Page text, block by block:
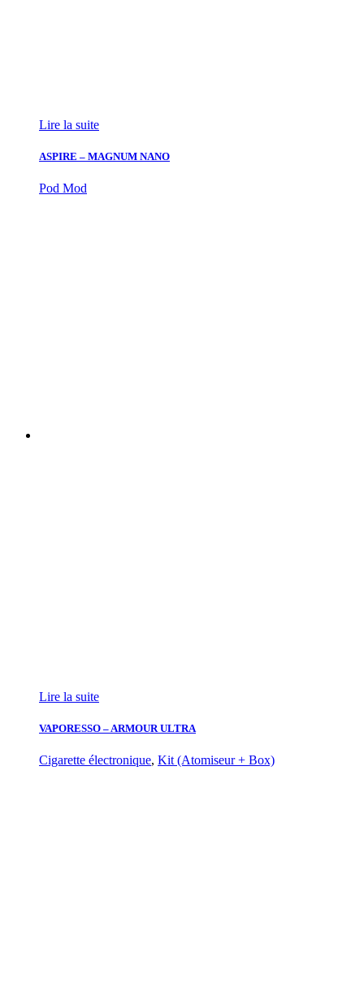
Lire la suite
ASPIRE – MAGNUM NANO
Pod Mod
Lire la suite
VAPORESSO – ARMOUR ULTRA
Cigarette électronique, Kit (Atomiseur + Box)